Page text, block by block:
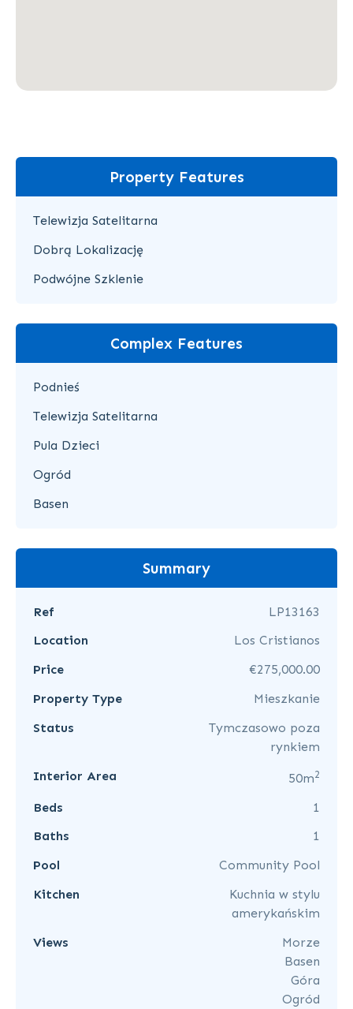
Property Features
Telewizja Satelitarna
Dobrą Lokalizację
Podwójne Szklenie
Complex Features
Podnieś
Telewizja Satelitarna
Pula Dzieci
Ogród
Basen
Summary
Ref
LP13163
Location
Los Cristianos
Price
€275,000.00
Property Type
Mieszkanie
Status
Tymczasowo poza
rynkiem
Interior Area
50m2
Beds
1
Baths
1
Pool
Community Pool
Kitchen
Kuchnia w stylu
amerykańskim
Views
Morze
Basen
Góra
Ogród